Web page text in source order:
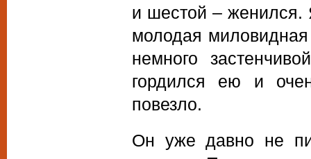
и шестой –
молодая
немного
гордился ею и
повезло.
Он уже давно не